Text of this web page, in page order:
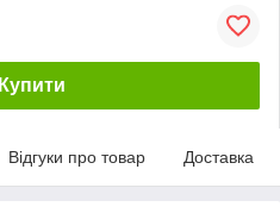
Купити
Відгуки про товар Доставка